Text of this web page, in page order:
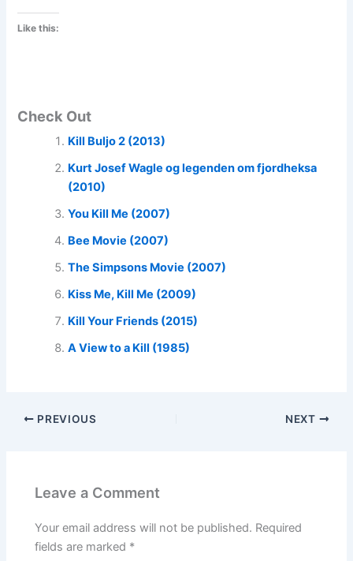
Like this:
Check Out
Kill Buljo 2 (2013)
Kurt Josef Wagle og legenden om fjordheksa
(2010)
You Kill Me (2007)
Bee Movie (2007)
The Simpsons Movie (2007)
Kiss Me, Kill Me (2009)
Kill Your Friends (2015)
A View to a Kill (1985)
PREVIOUS NEXT
Leave a Comment
Your email address will not be published. Required
fields are marked *